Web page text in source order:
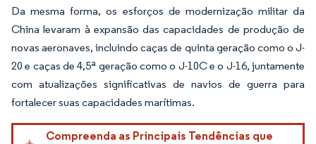
Da mesma forma, os esforços de modernização militar da
China levaram à expansão das capacidades de produção de
novas aeronaves, incluindo caças de quinta geração como o J-
20 e caças de 4,5ª geração como o J-10C e o J-16, juntamente
com atualizações significativas de navios de guerra para
fortalecer suas capacidades marítimas.
Compreenda as Principais Tendências que